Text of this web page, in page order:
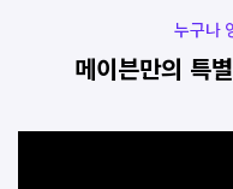
메이븐만의 특